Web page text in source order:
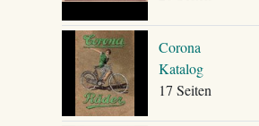
Corona
Katalog
17 Seiten